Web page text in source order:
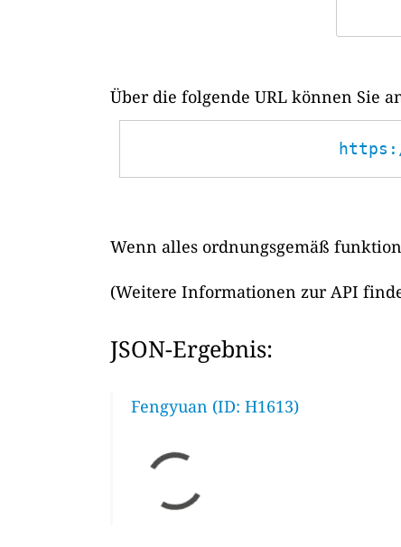
Über die folgende URL können Sie
Wenn alles ordnungsgemäß
(Weitere Informationen zur API
JSON-Ergebnis:
Fengyuan (ID: H1613)